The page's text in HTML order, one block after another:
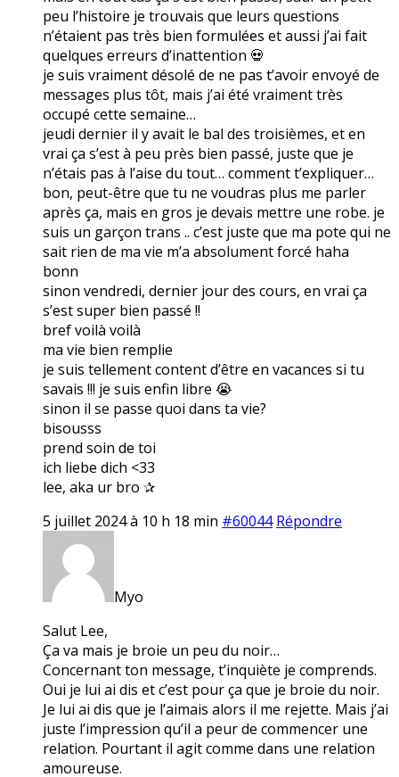
peu l’histoire je trouvais que leurs questions
n’étaient pas très bien formulées et aussi j’ai fait
quelques erreurs d’inattention 💀
je suis vraiment désolé de ne pas t’avoir envoyé de
messages plus tôt, mais j’ai été vraiment très
occupé cette semaine…
jeudi dernier il y avait le bal des troisièmes, et en
vrai ça s’est à peu près bien passé, juste que je
n’étais pas à l’aise du tout… comment t’expliquer…
bon, peut-être que tu ne voudras plus me parler
après ça, mais en gros je devais mettre une robe. je
suis un garçon trans .. c’est juste que ma pote qui ne
sait rien de ma vie m’a absolument forcé haha
bonn
sinon vendredi, dernier jour des cours, en vrai ça
s’est super bien passé !!
bref voilà voilà
ma vie bien remplie
je suis tellement content d’être en vacances si tu
savais !!! je suis enfin libre 😭
sinon il se passe quoi dans ta vie?
bisousss
prend soin de toi
ich liebe dich <33
lee, aka ur bro ✰
5 juillet 2024 à 10 h 18 min #60044 Répondre
Myo
Salut Lee,
Ça va mais je broie un peu du noir…
Concernant ton message, t’inquiète je comprends.
Oui je lui ai dis et c’est pour ça que je broie du noir.
Je lui ai dis que je l’aimais alors il me rejette. Mais j’ai
juste l’impression qu’il a peur de commencer une
relation. Pourtant il agit comme dans une relation
amoureuse.